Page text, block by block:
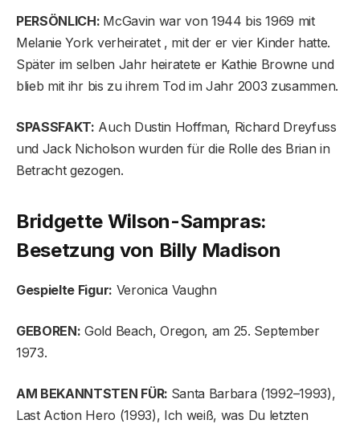
PERSÖNLICH: McGavin war von 1944 bis 1969 mit
Melanie York verheiratet , mit der er vier Kinder hatte.
Später im selben Jahr heiratete er Kathie Browne und
blieb mit ihr bis zu ihrem Tod im Jahr 2003 zusammen.
SPASSFAKT: Auch Dustin Hoffman, Richard Dreyfuss
und Jack Nicholson wurden für die Rolle des Brian in
Betracht gezogen.
Bridgette Wilson-Sampras:
Besetzung von Billy Madison
Gespielte Figur: Veronica Vaughn
GEBOREN: Gold Beach, Oregon, am 25. September
1973.
AM BEKANNTSTEN FÜR: Santa Barbara (1992–1993),
Last Action Hero (1993), Ich weiß, was Du letzten